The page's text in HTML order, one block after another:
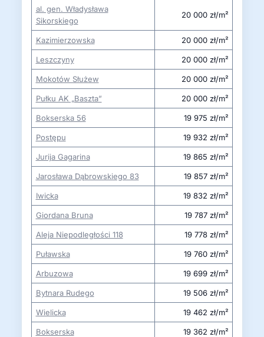
al. gen. Władysława
Sikorskiego
20 000 zł/m²
Kazimierzowska 20 000 zł/m²
Leszczyny 20 000 zł/m²
Mokotów Służew 20 000 zł/m²
Pułku AK „Baszta” 20 000 zł/m²
Bokserska 56 19 975 zł/m²
Postępu 19 932 zł/m²
Jurija Gagarina 19 865 zł/m²
Jarosława Dąbrowskiego 83 19 857 zł/m²
Iwicka 19 832 zł/m²
Giordana Bruna 19 787 zł/m²
Aleja Niepodległości 118 19 778 zł/m²
Puławska 19 760 zł/m²
Arbuzowa 19 699 zł/m²
Bytnara Rudego 19 506 zł/m²
Wielicka 19 462 zł/m²
Bokserska 19 362 zł/m²